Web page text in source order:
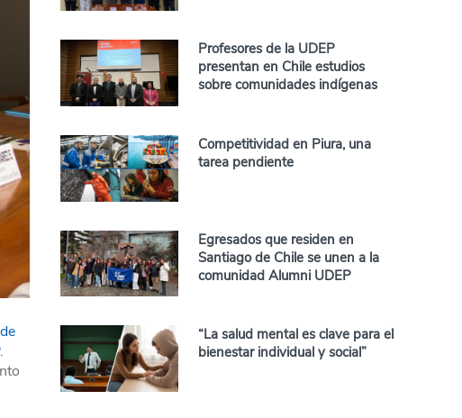
.
Profesores de la UDEP
presentan en Chile estudios
sobre comunidades indígenas
Competitividad en Piura, una
tarea pendiente
Egresados que residen en
Santiago de Chile se unen a la
comunidad Alumni UDEP
“La salud mental es clave para el
bienestar individual y social”